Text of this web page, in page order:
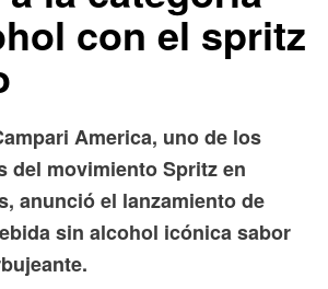
con el spritz
America, uno de los
del movimiento Spritz en
anunció el lanzamiento de
sin alcohol icónica sabor